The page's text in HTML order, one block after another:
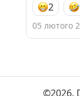
2
05 лютого
©2026.